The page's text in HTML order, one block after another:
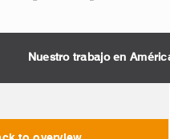
Nuestro trabajo en